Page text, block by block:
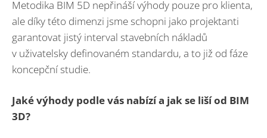
Metodika BIM 5D nepřináší výhody pouze pro klienta,
ale díky této dimenzi jsme schopni jako projektanti
garantovat jistý interval stavebních nákladů
v uživatelsky definovaném standardu, a to již od fáze
koncepční studie.
Jaké výhody podle vás nabízí a jak se liší od BIM
3D?